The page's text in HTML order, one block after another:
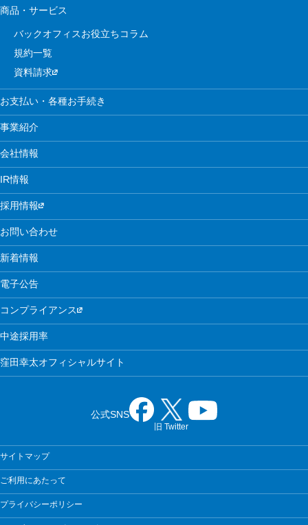
商品・サービス
バックオフィスお役立ちコラム
規約一覧
資料請求
お支払い・各種お手続き
事業紹介
会社情報
IR情報
採用情報
お問い合わせ
新着情報
電子公告
コンプライアンス
中途採用率
窪田幸太オフィシャルサイト
公式SNS
旧 Twitter
サイトマップ
ご利用にあたって
プライバシーポリシー